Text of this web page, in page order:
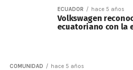
ECUADOR hace 5 años
Volkswagen
ecuatoriano con la
COMUNIDAD hace 5 años